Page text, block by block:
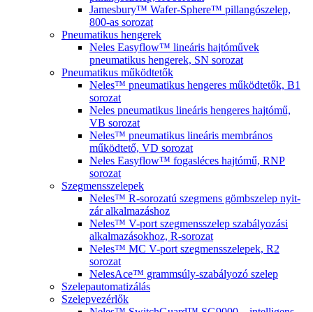
Jamesbury™ Wafer-Sphere™ pillangószelep,
800-as sorozat
Pneumatikus hengerek
Neles Easyflow™ lineáris hajtóművek
pneumatikus hengerek, SN sorozat
Pneumatikus működtetők
Neles™ pneumatikus hengeres működtetők, B1
sorozat
Neles pneumatikus lineáris hengeres hajtómű,
VB sorozat
Neles™ pneumatikus lineáris membrános
működtető, VD sorozat
Neles Easyflow™ fogasléces hajtómű, RNP
sorozat
Szegmensszelepek
Neles™ R-sorozatú szegmens gömbszelep nyit-
zár alkalmazáshoz
Neles™ V-port szegmensszelep szabályozási
alkalmazásokhoz, R-sorozat
Neles™ MC V-port szegmensszelepek, R2
sorozat
NelesAce™ grammsúly-szabályozó szelep
Szelepautomatizálás
Szelepvezérlők